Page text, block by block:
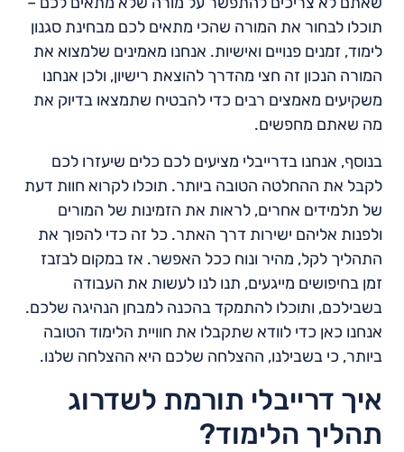
תוכלו לבחור את המורה שהכי מתאים לכם מבחינת סגנון
לימוד, זמנים פנויים ואישיות. אנחנו מאמינים שלמצוא את
המורה הנכון זה חצי מהדרך להוצאת רישיון, ולכן אנחנו
משקיעים מאמצים רבים כדי להבטיח שתמצאו בדיוק את
מה שאתם מחפשים.
בנוסף, אנחנו בדרייבלי מציעים לכם כלים שיעזרו לכם
לקבל את ההחלטה הטובה ביותר. תוכלו לקרוא חוות דעת
של תלמידים אחרים, לראות את הזמינות של המורים
ולפנות אליהם ישירות דרך האתר. כל זה כדי להפוך את
התהליך לקל, מהיר ונוח ככל האפשר. אז במקום לבזבז
זמן בחיפושים מייגעים, תנו לנו לעשות את העבודה
בשבילכם, ותוכלו להתמקד בהכנה למבחן הנהיגה שלכם.
אנחנו כאן כדי לוודא שתקבלו את חוויית הלימוד הטובה
ביותר, כי בשבילנו, ההצלחה שלכם היא ההצלחה שלנו.
איך דרייבלי תורמת לשדרוג
תהליך הלימוד?